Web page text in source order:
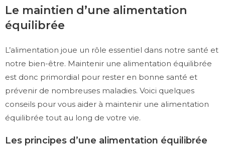
Le maintien d’une alimentation
équilibrée
L’alimentation joue un rôle essentiel dans notre santé et
notre bien-être. Maintenir une alimentation équilibrée
est donc primordial pour rester en bonne santé et
prévenir de nombreuses maladies. Voici quelques
conseils pour vous aider à maintenir une alimentation
équilibrée tout au long de votre vie.
Les principes d’une alimentation équilibrée